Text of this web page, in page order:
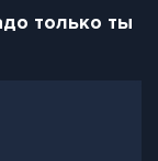
только ты